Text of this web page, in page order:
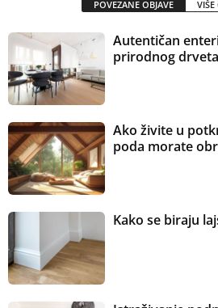
POVEZANE OBJAVE
Autentičan
prirodnog drveta
Ako živite u
poda morate
Kako se biraju